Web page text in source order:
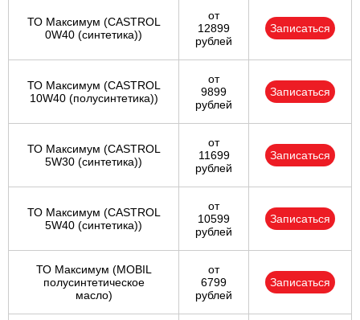
ТО Максимум (CASTROL
0W40 (синтетика))
от
12899
рублей
Записаться
ТО Максимум (CASTROL
10W40 (полусинтетика))
от
9899
рублей
Записаться
ТО Максимум (CASTROL
5W30 (синтетика))
от
11699
рублей
Записаться
ТО Максимум (CASTROL
5W40 (синтетика))
от
10599
рублей
Записаться
ТО Максимум (MOBIL
полуcинтетическое
масло)
от
6799
рублей
Записаться